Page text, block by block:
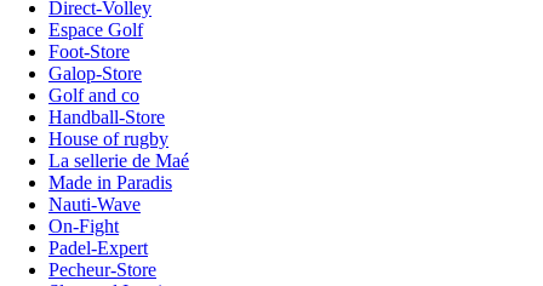
Direct-Volley
Espace Golf
Foot-Store
Galop-Store
Golf and co
Handball-Store
House of rugby
La sellerie de Maé
Made in Paradis
Nauti-Wave
On-Fight
Padel-Expert
Pecheur-Store